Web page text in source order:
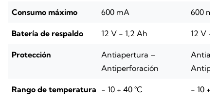
Consumo máximo 600 mA 600
Batería de respaldo 12 V - 1,2 Ah 12 V -
Protección
Antiapertura –
Antiperforación
Rango de temperatura - 10 + 40 °C - 10 +